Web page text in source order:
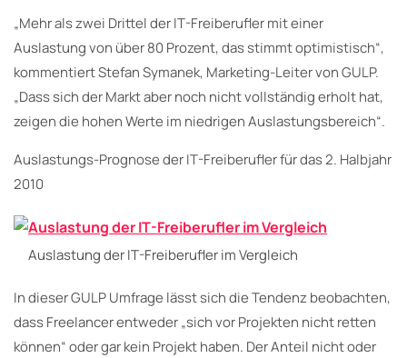
„Mehr als zwei Drittel der IT-Freiberufler mit einer
Auslastung von über 80 Prozent, das stimmt optimistisch“,
kommentiert Stefan Symanek, Marketing-Leiter von GULP.
„Dass sich der Markt aber noch nicht vollständig erholt hat,
zeigen die hohen Werte im niedrigen Auslastungsbereich“.
Auslastungs-Prognose der IT-Freiberufler für das 2. Halbjahr
2010
Auslastung der IT-Freiberufler im Vergleich
In dieser GULP Umfrage lässt sich die Tendenz beobachten,
dass Freelancer entweder „sich vor Projekten nicht retten
können“ oder gar kein Projekt haben. Der Anteil nicht oder